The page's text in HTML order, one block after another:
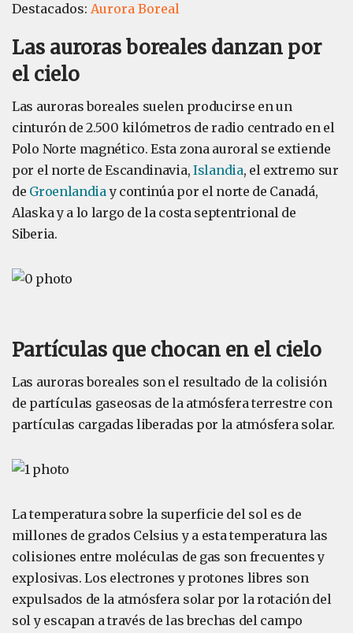
Destacados: Aurora Boreal
Las auroras boreales danzan por
el cielo
Las auroras boreales suelen producirse en un
cinturón de 2.500 kilómetros de radio centrado en el
Polo Norte magnético. Esta zona auroral se extiende
por el norte de Escandinavia, Islandia, el extremo sur
de Groenlandiay continúa por el norte de Canadá,
Alaska y a lo largo de la costa septentrional de
Siberia.
Partículas que chocan en el cielo
Las auroras boreales son el resultado de la colisión
de partículas gaseosas de la atmósfera terrestre con
partículas cargadas liberadas por la atmósfera solar.
La temperatura sobre la superficie del sol es de
millones de grados Celsius y a esta temperatura las
colisiones entre moléculas de gas son frecuentes y
explosivas. Los electrones y protones libres son
expulsados de la atmósfera solar por la rotación del
sol y escapan a través de las brechas del campo